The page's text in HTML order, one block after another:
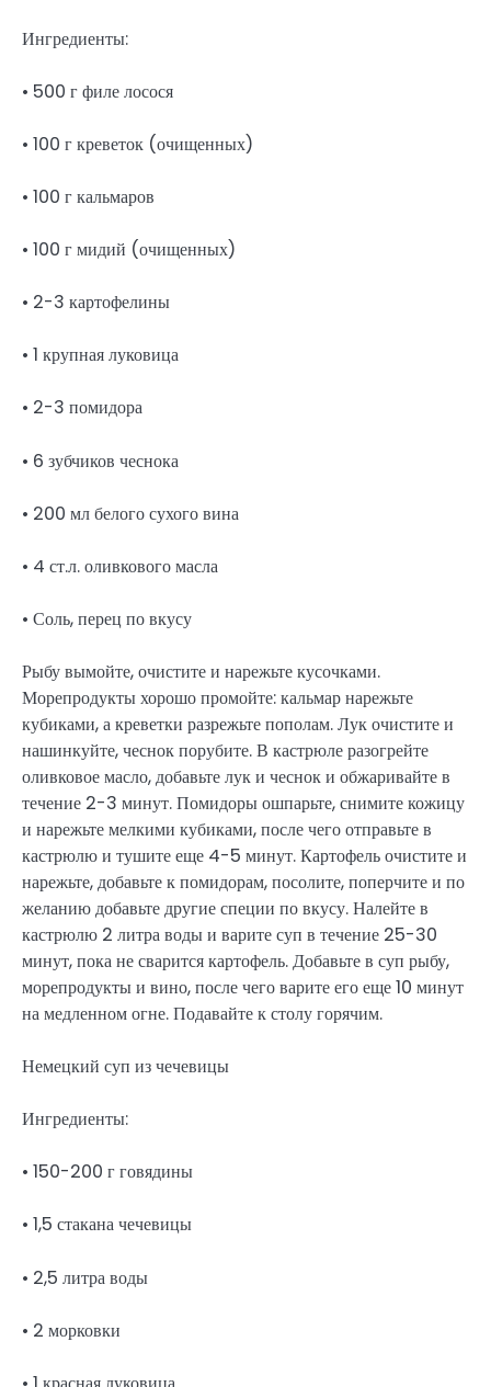
Ингредиенты:
• 500 г филе лосося
• 100 г креветок (очищенных)
• 100 г кальмаров
• 100 г мидий (очищенных)
• 2-3 картофелины
• 1 крупная луковица
• 2-3 помидора
• 6 зубчиков чеснока
• 200 мл белого сухого вина
• 4 ст.л. оливкового масла
• Соль, перец по вкусу
Рыбу вымойте, очистите и нарежьте кусочками.
Морепродукты хорошо промойте: кальмар нарежьте
кубиками, а креветки разрежьте пополам. Лук очистите и
нашинкуйте, чеснок порубите. В кастрюле разогрейте
оливковое масло, добавьте лук и чеснок и обжаривайте в
течение 2-3 минут. Помидоры ошпарьте, снимите кожицу
и нарежьте мелкими кубиками, после чего отправьте в
кастрюлю и тушите еще 4-5 минут. Картофель очистите и
нарежьте, добавьте к помидорам, посолите, поперчите и по
желанию добавьте другие специи по вкусу. Налейте в
кастрюлю 2 литра воды и варите суп в течение 25-30
минут, пока не сварится картофель. Добавьте в суп рыбу,
морепродукты и вино, после чего варите его еще 10 минут
на медленном огне. Подавайте к столу горячим.
Немецкий суп из чечевицы
Ингредиенты:
• 150-200 г говядины
• 1,5 стакана чечевицы
• 2,5 литра воды
• 2 морковки